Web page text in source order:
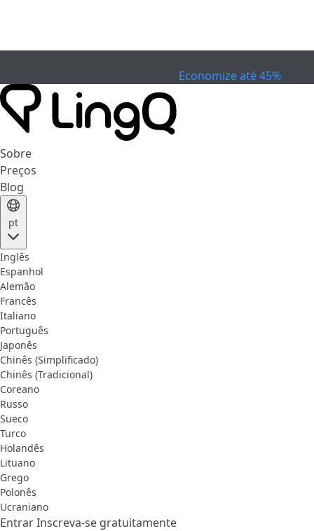
Economize até 45%
Sobre
Preços
Blog
pt
Inglês
Espanhol
Alemão
Francês
Italiano
Português
Japonês
Chinês (Simplificado)
Chinês (Tradicional)
Coreano
Russo
Sueco
Turco
Holandês
Lituano
Grego
Polonês
Ucraniano
EntrarInscreva-se gratuitamente